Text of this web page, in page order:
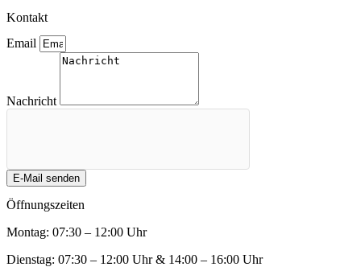
Kontakt
Email
Nachricht
E-Mail senden
Öffnungszeiten
Montag: 07:30 – 12:00 Uhr
Dienstag: 07:30 – 12:00 Uhr & 14:00 – 16:00 Uhr